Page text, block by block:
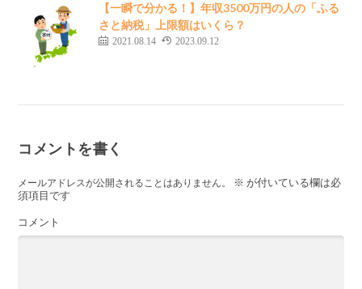
【一瞬で分かる！】年収3500万円の人の「ふる
さと納税」上限額はいくら？
2021.08.14 2023.09.12
コメントを書く
メールアドレスが公開されることはありません。 ※ が付いている欄は必
須項目です
コメント